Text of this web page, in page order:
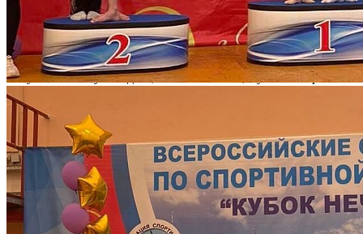
Юные акробаты Дворца творчества детей и молодежи
успешно выступили по программе первого взрослого разряда.
Смешанная пара Жукова София и Богатенко Константин
(педагог дополнительного образования Кондратьева Е.П.)
получили золотую медаль, заняв 1-е место, мужская пара Заев
Александр и Крайник Тимур (педагог дополнительного
образования Гончаров Д.А.) – серебряную медаль (2 место).
Дворец творчества детей и молодежи поздравляет ребят и их
педагогов с заслуженной наградой и желает им дальнейших
успехов!
След. новость
Пред. новость